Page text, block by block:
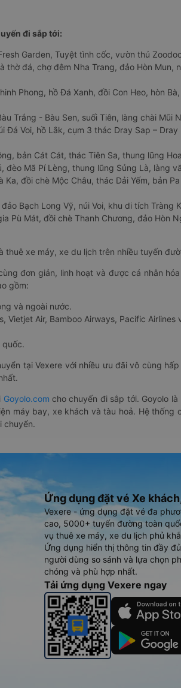
đi sắp tới:
Garden, Tuyệt tình cốc, vườn thú
thờ đá, chợ đêm Nha Trang, đảo Hòn Mun,
Phong, hồ Đá Xanh, đồi Con Heo, hòn
Trắng - Bàu Sen, suối Tiên, làng chài Mũi
Đá Voi, hồ Lắk, cụm 3 thác Dray Sap – Dray
bản Cát Cát, thác Tiên Sa, thung lũng
đèo Mã Pí Lèng, thung lũng Sủng Là, làng
Ka, đồi chè Mộc Châu, thác Dải Yếm, bản
Bạch Long Vỹ, núi Voi, khu di tích Tràng
Pù Mát, đồi chè Thanh Chương, đảo Hòn
xe máy, xe du lịch trên nhiều tuyến
đơn giản, linh hoạt và được cá nhân
gồm:
và ngoài nước.
Air, Bamboo Airways, Pacific Airlines
quốc.
tại Vexere với nhiều ưu đãi vô cùng
Goyolo.com cho chuyến đi sắp tới. Goyolo
máy bay, xe khách và tàu hoả. Hệ
chuyển.
Ứng dụng đặt vé Xe
Vexere - ứng dụng đặt vé đa
cao, 5000+ tuyến đường toàn
vụ thuê xe máy, xe du lịch phủ
Ứng dụng hiển thị thông tin đầy
người dùng so sánh và lựa chọn
chóng và phù hợp nhất.
Tải ứng dụng Vexere ngay